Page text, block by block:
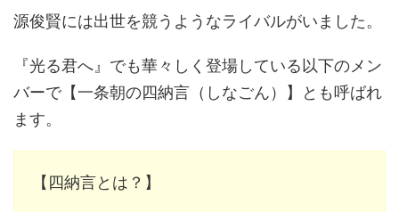
源俊賢には出世を競うようなライバルがいました。
『光る君へ』でも華々しく登場している以下のメン
バーで【一条朝の四納言（しなごん）】とも呼ばれ
ます。
【四納言とは？】